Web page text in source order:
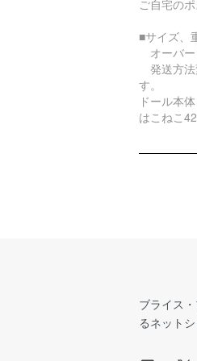
ご自宅の
■サイズ、
オーバー
発送方法
す。
ドール本
はこねこ
ブライス
るネット